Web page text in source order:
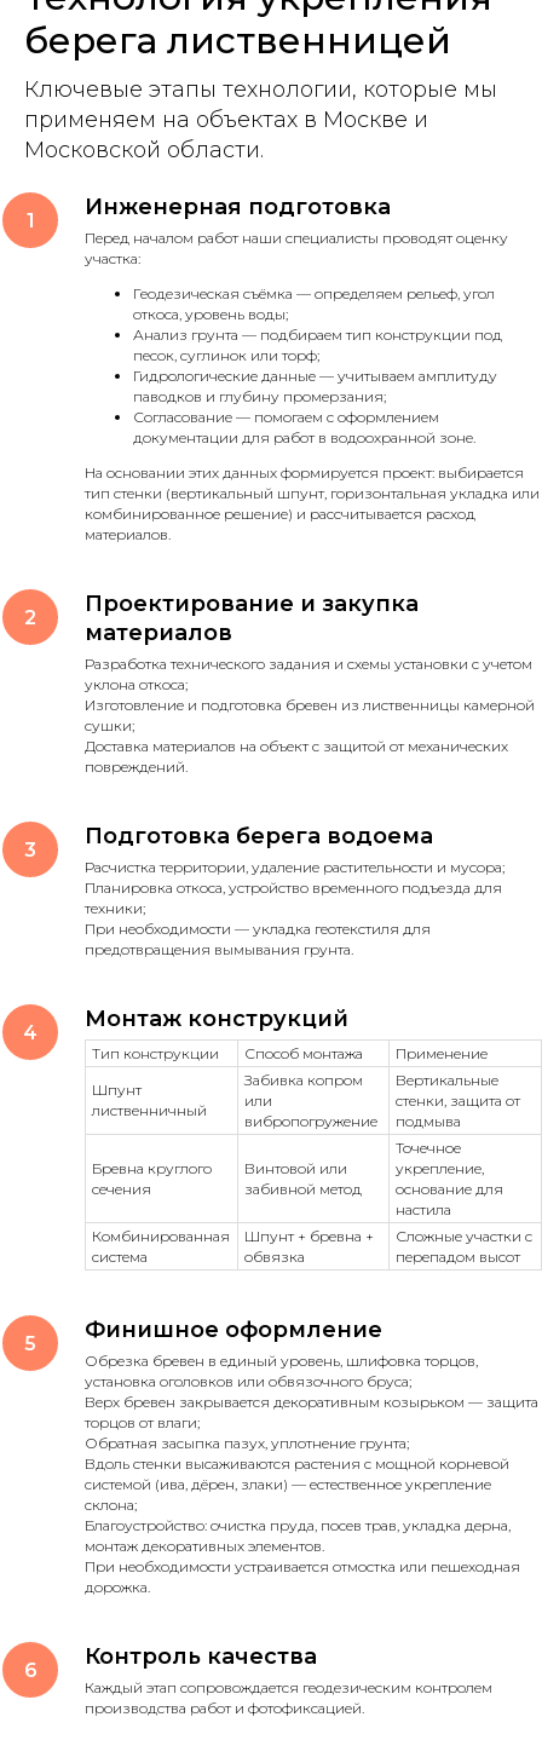
берега лиственницей
Ключевые этапы технологии, которые мы
применяем на объектах в Москве и
Московской области.
Инженерная подготовка
Перед началом работ наши специалисты проводят оценку
участка:
Геодезическая съёмка — определяем рельеф, угол
откоса, уровень воды;
Анализ грунта — подбираем тип конструкции под
песок, суглинок или торф;
Гидрологические данные — учитываем амплитуду
паводков и глубину промерзания;
Согласование — помогаем с оформлением
документации для работ в водоохранной зоне.
На основании этих данных формируется проект: выбирается
тип стенки (вертикальный шпунт, горизонтальная укладка или
комбинированное решение) и рассчитывается расход
материалов.
Проектирование и закупка
материалов
Разработка технического задания и схемы установки с учетом
уклона откоса;
Изготовление и подготовка бревен из лиственницы камерной
сушки;
Доставка материалов на объект с защитой от механических
повреждений.
Подготовка берега водоема
Расчистка территории, удаление растительности и мусора;
Планировка откоса, устройство временного подъезда для
техники;
При необходимости — укладка геотекстиля для
предотвращения вымывания грунта.
Монтаж конструкций
Тип конструкции Способ монтажа
Применение
Шпунт
лиственничный
Забивка копром
или
вибропогружение
Вертикальные
стенки, защита от
подмыва
Бревна круглого
сечения
Винтовой или
забивной метод
Точечное
укрепление,
основание для
настила
Комбинированная
система
Шпунт + бревна +
обвязка
Сложные участки с
перепадом высот
Финишное оформление
Обрезка бревен в единый уровень, шлифовка торцов,
установка оголовков или обвязочного бруса;
Верх бревен закрывается декоративным козырьком — защита
торцов от влаги;
Обратная засыпка пазух, уплотнение грунта;
Вдоль стенки высаживаются растения с мощной корневой
системой (ива, дёрен, злаки) — естественное укрепление
склона;
Благоустройство: очистка пруда, посев трав, укладка дерна,
монтаж декоративных элементов.
При необходимости устраивается отмостка или пешеходная
дорожка.
Контроль качества
Каждый этап сопровождается геодезическим контролем
производства работ и фотофиксацией.